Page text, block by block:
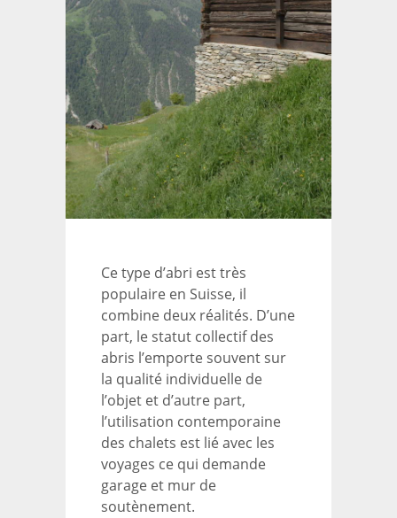
Ce type d’abri est très
populaire en Suisse, il
combine deux réalités. D’une
part, le statut collectif des
abris l’emporte souvent sur
la qualité individuelle de
l’objet et d’autre part,
l’utilisation contemporaine
des chalets est lié avec les
voyages ce qui demande
garage et mur de
soutènement.